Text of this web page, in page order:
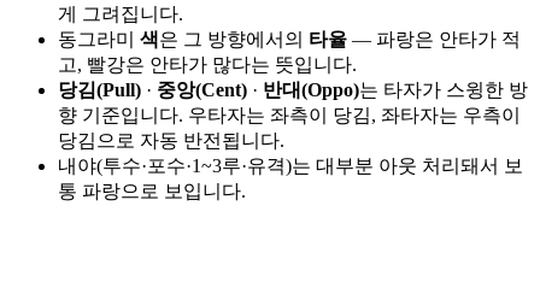
게 그려집니다.
동그라미 색은 그 방향에서의 타율 — 파랑은 안타가 적
고, 빨강은 안타가 많다는 뜻입니다.
당김(Pull) · 중앙(Cent) · 반대(Oppo)는 타자가 스윙한 방
향 기준입니다. 우타자는 좌측이 당김, 좌타자는 우측이
당김으로 자동 반전됩니다.
내야(투수·포수·1~3루·유격)는 대부분 아웃 처리돼서 보
통 파랑으로 보입니다.